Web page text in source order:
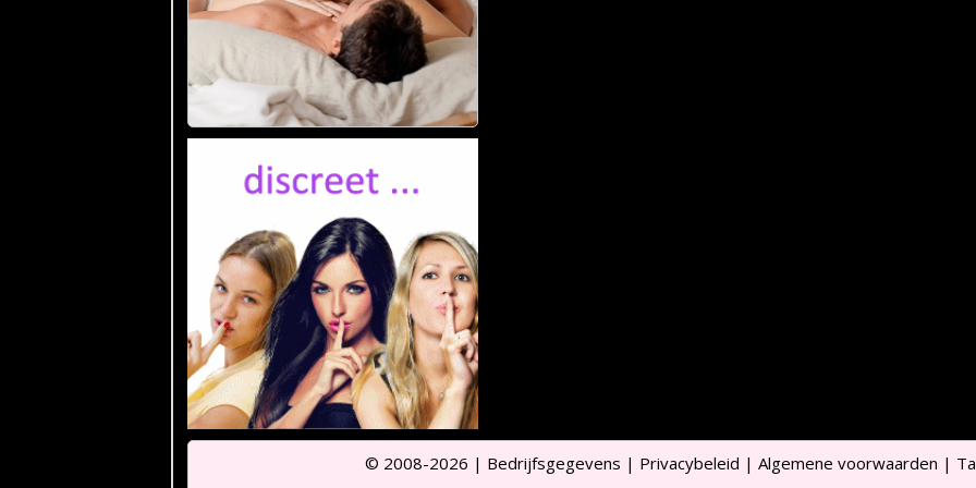
© 2008-2026 | Bedrijfsgegevens | Privacybeleid | Algemene voorwaarden |